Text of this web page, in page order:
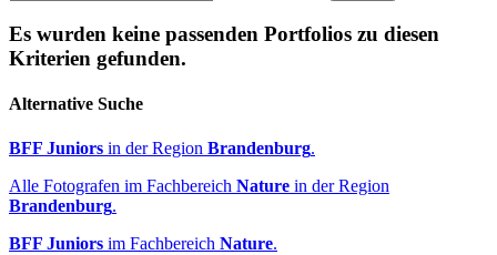
Es wurden keine passenden Portfolios zu diesen
Kriterien gefunden.
Alternative Suche
BFF Juniors in der Region Brandenburg.
Alle Fotografen im Fachbereich Nature in der Region
Brandenburg.
BFF Juniors im Fachbereich Nature.